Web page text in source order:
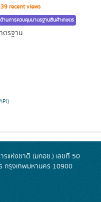
recent views
ด้านการควบคุมมาตรฐานสินค้าเกษตร
ตรฐาน
).
รแห่งชาติ (มกอช.) เลขที่ 50
กรุงเทพมหานคร 10900